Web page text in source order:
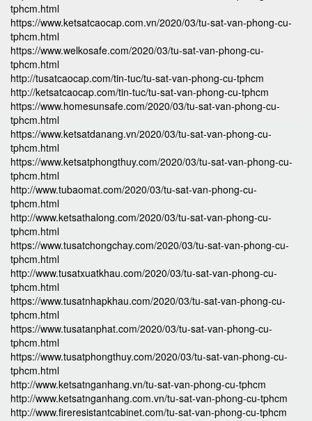
tphcm.html
https://www.ketsatcaocap.com.vn/2020/03/tu-sat-van-phong-cu-
tphcm.html
https://www.welkosafe.com/2020/03/tu-sat-van-phong-cu-
tphcm.html
http://tusatcaocap.com/tin-tuc/tu-sat-van-phong-cu-tphcm
http://ketsatcaocap.com/tin-tuc/tu-sat-van-phong-cu-tphcm
https://www.homesunsafe.com/2020/03/tu-sat-van-phong-cu-
tphcm.html
https://www.ketsatdanang.vn/2020/03/tu-sat-van-phong-cu-
tphcm.html
https://www.ketsatphongthuy.com/2020/03/tu-sat-van-phong-cu-
tphcm.html
http://www.tubaomat.com/2020/03/tu-sat-van-phong-cu-
tphcm.html
http://www.ketsathalong.com/2020/03/tu-sat-van-phong-cu-
tphcm.html
https://www.tusatchongchay.com/2020/03/tu-sat-van-phong-cu-
tphcm.html
http://www.tusatxuatkhau.com/2020/03/tu-sat-van-phong-cu-
tphcm.html
https://www.tusatnhapkhau.com/2020/03/tu-sat-van-phong-cu-
tphcm.html
https://www.tusatanphat.com/2020/03/tu-sat-van-phong-cu-
tphcm.html
https://www.tusatphongthuy.com/2020/03/tu-sat-van-phong-cu-
tphcm.html
http://www.ketsatnganhang.vn/tu-sat-van-phong-cu-tphcm
http://www.ketsatnganhang.com.vn/tu-sat-van-phong-cu-tphcm
http://www.fireresistantcabinet.com/tu-sat-van-phong-cu-tphcm